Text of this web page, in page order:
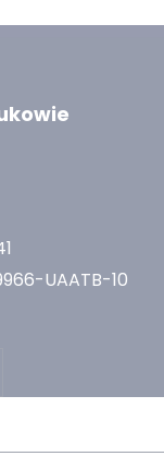
UAATB-10